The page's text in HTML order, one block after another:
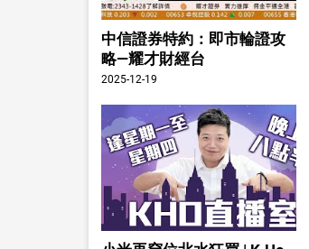
中信證券特約：即市輪證攻
略—耀才財經台
2025-12-19